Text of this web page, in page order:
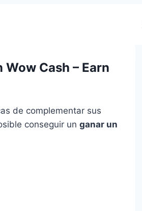
Cash – Earn
de complementar sus
conseguir un ganar un